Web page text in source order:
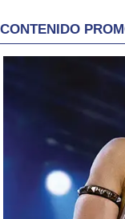
CONTENIDO